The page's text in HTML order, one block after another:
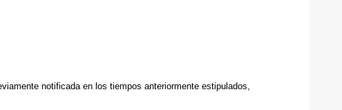
notificada en los tiempos anteriormente estipulados,